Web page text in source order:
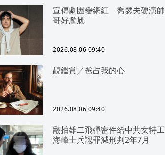
宣傳劇團變網紅 喬瑟夫硬演帥
哥好尷尬
2026.08.06 09:40
靚鑑賞／爸占我的心
2026.08.06 09:40
翻拍雄二飛彈密件給中共女特工
海峰士兵認罪減刑判2年7月